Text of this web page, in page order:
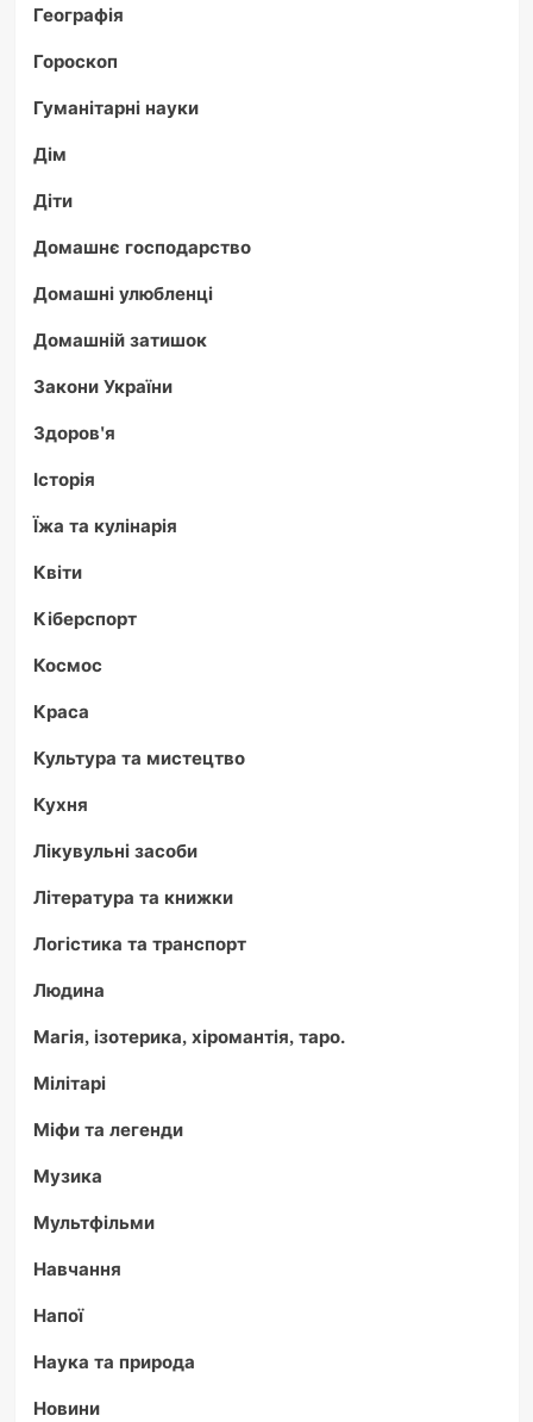
Географія
Гороскоп
Гуманітарні науки
Дім
Діти
Домашнє господарство
Домашні улюбленці
Домашній затишок
Закони України
Здоров'я
Історія
Їжа та кулінарія
Квіти
Кіберспорт
Космос
Краса
Культура та мистецтво
Кухня
Лікувульні засоби
Література та книжки
Логістика та транспорт
Людина
Магія, ізотерика, хіромантія, таро.
Мілітарі
Міфи та легенди
Музика
Мультфільми
Навчання
Напої
Наука та природа
Новини